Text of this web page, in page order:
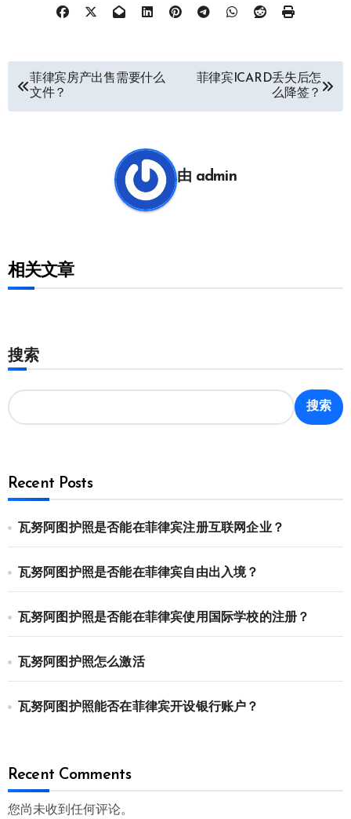
菲律宾房产出售需要什么
文件？
菲律宾ICARD丢失后怎
么降签？
由 admin
相关文章
搜索
搜索
Recent Posts
瓦努阿图护照是否能在菲律宾注册互联网企业？
瓦努阿图护照是否能在菲律宾自由出入境？
瓦努阿图护照是否能在菲律宾使用国际学校的注册？
瓦努阿图护照怎么激活
瓦努阿图护照能否在菲律宾开设银行账户？
Recent Comments
您尚未收到任何评论。